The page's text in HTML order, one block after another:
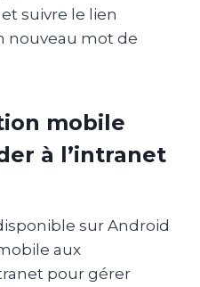
suivre le lien
nouveau mot de
mobile
à l’intranet
sur Android
aux
pour gérer